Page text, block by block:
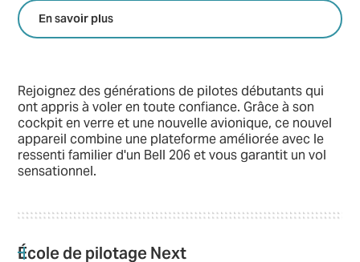
En savoir plus
Rejoignez des générations de pilotes débutants qui
ont appris à voler en toute confiance. Grâce à son
cockpit en verre et une nouvelle avionique, ce nouvel
appareil combine une plateforme améliorée avec le
ressenti familier d'un Bell 206 et vous garantit un vol
sensationnel.
École de pilotage Next